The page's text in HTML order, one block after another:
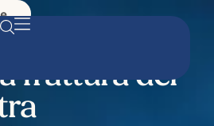
l’autonomia
frattura del